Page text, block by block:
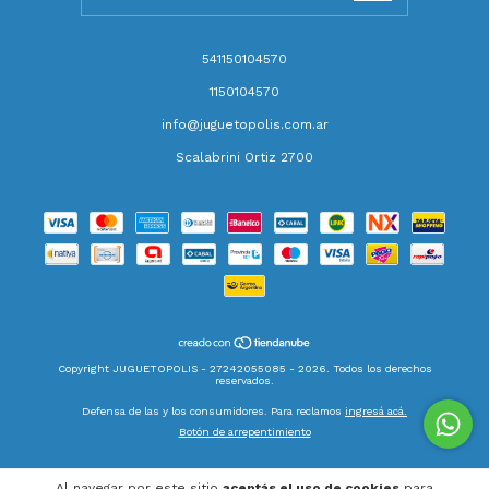
541150104570
1150104570
info@juguetopolis.com.ar
Scalabrini Ortiz 2700
Copyright JUGUETOPOLIS - 27242055085 - 2026. Todos los derechos
reservados.
Defensa de las y los consumidores. Para reclamos ingresá acá.
Botón de arrepentimiento